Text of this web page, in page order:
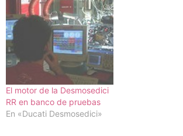
El motor de la Desmosedici
RR en banco de pruebas
En «Ducati Desmosedici»